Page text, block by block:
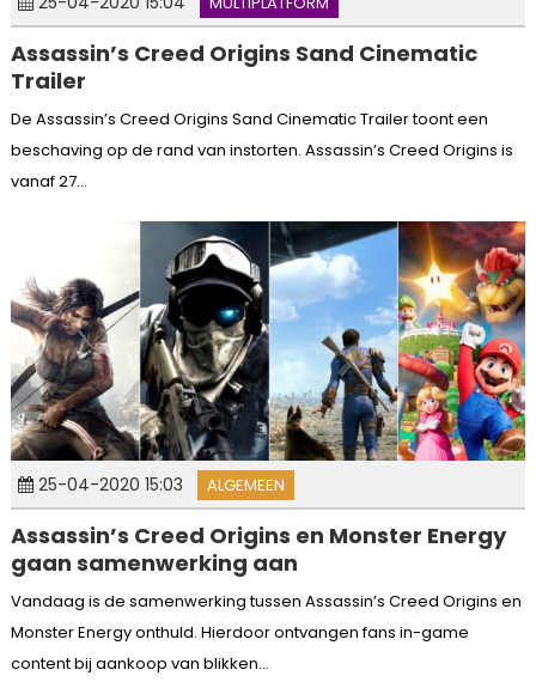
Assassin’s Creed Origins Sand Cinematic
Trailer
De Assassin’s Creed Origins Sand Cinematic Trailer toont een
beschaving op de rand van instorten. Assassin’s Creed Origins is
vanaf 27...
25-04-2020 15:03 ALGEMEEN
Assassin’s Creed Origins en Monster Energy
gaan samenwerking aan
Vandaag is de samenwerking tussen Assassin’s Creed Origins en
Monster Energy onthuld. Hierdoor ontvangen fans in-game
content bij aankoop van blikken...